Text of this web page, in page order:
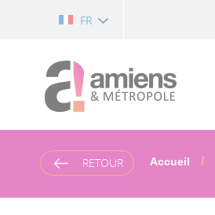
FR
RETOUR Accueil